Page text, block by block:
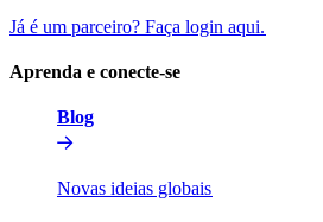
Já é um parceiro? Faça login aqui.​​
Aprenda e conecte-se​​
Blog​​
Novas ideias globais​​